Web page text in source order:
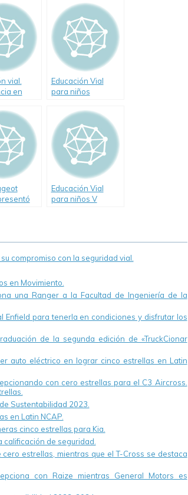
Educación Vial del
Gobierno de la
Ciudad
vial.
en
Educación Vial
para niños
Educación Vial
para niños V
compromiso con la seguridad vial.
en Movimiento.
una Ranger a la Facultad de Ingeniería de la
Enfield para tenerla en condiciones y disfrutar los
de la segunda edición de «TruckCionar
auto eléctrico en lograr cinco estrellas en Latin
con cero estrellas para el C3 Aircross.
Sustentabilidad 2023.
en Latin NCAP.
cinco estrellas para Kia.
calificación de seguridad.
estrellas, mientras que el T-Cross se destaca
con Raize mientras General Motors es